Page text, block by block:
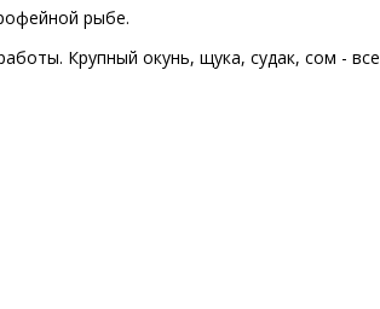
рыбе.
Крупный окунь, щука, судак, сом -